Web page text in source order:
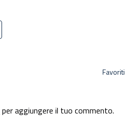
Favoriti
per aggiungere il tuo commento.